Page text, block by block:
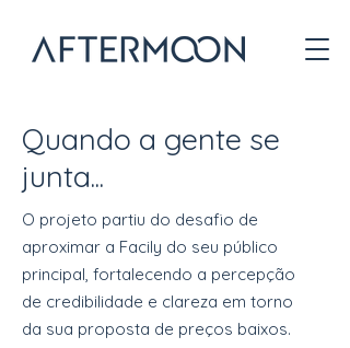
Quando a gente se
junta...
O projeto partiu do desafio de
aproximar a Facily do seu público
principal, fortalecendo a percepção
de credibilidade e clareza em torno
da sua proposta de preços baixos.